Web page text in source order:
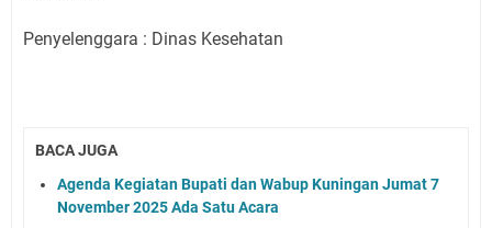
Penyelenggara : Dinas Kesehatan
BACA JUGA
Agenda Kegiatan Bupati dan Wabup Kuningan Jumat 7
November 2025 Ada Satu Acara